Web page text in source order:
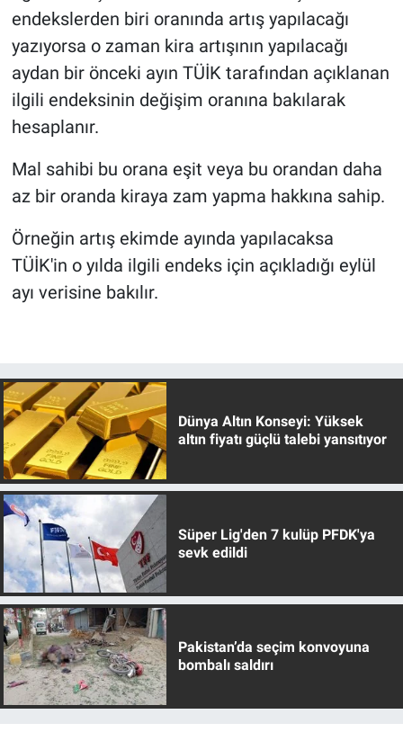
endekslerden biri oranında artış yapılacağı
yazıyorsa o zaman kira artışının yapılacağı
aydan bir önceki ayın TÜİK tarafından açıklanan
ilgili endeksinin değişim oranına bakılarak
hesaplanır.
Mal sahibi bu orana eşit veya bu orandan daha
az bir oranda kiraya zam yapma hakkına sahip.
Örneğin artış ekimde ayında yapılacaksa
TÜİK'in o yılda ilgili endeks için açıkladığı eylül
ayı verisine bakılır.
Dünya Altın Konseyi: Yüksek
altın fiyatı güçlü talebi yansıtıyor
Süper Lig'den 7 kulüp PFDK'ya
sevk edildi
Pakistan’da seçim konvoyuna
bombalı saldırı